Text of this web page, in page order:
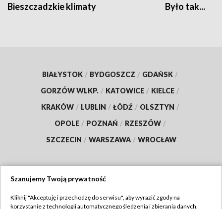
Bieszczadzkie klimaty Było tak...
BIAŁYSTOK / BYDGOSZCZ / GDAŃSK /
GORZÓW WLKP. / KATOWICE / KIELCE /
KRAKÓW / LUBLIN / ŁÓDŹ / OLSZTYN /
OPOLE / POZNAŃ / RZESZÓW /
SZCZECIN / WARSZAWA / WROCŁAW
Szanujemy Twoją prywatność
Kliknij "Akceptuję i przechodzę do serwisu", aby wyrazić zgody na
korzystanie z technologii automatycznego śledzenia i zbierania danych,